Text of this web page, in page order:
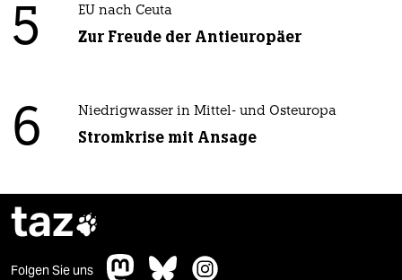
5 EU nach Ceuta
Zur Freude der Antieuropäer
6 Niedrigwasser in Mittel- und Osteuropa
Stromkrise mit Ansage
taz
Folgen Sie uns